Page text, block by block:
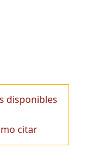
disponibles
citar